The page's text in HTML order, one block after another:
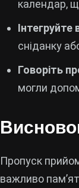
календар,
Інтегруйте
сніданку
Говоріть
могли
Пропуск
важливо